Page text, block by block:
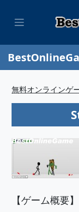
無料オンラインゲ
【ゲーム概要】